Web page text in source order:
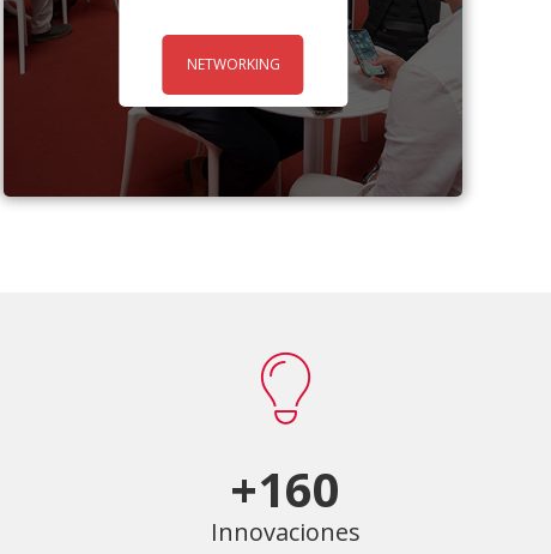
NETWORKING
+160
Innovaciones